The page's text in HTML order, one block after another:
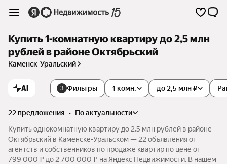
Купить 1-комнатную квартиру до 2,5 млн
рублей в районе Октябрьский
Каменск-Уральский
AI 3 Фильтры 1 комн. до 2,5 млн ₽
22 предложения •
по актуальности
Купить однокомнатную квартиру до 2,5 млн рублей в районе
Октябрьский в Каменске-Уральском — 22 объявления от
агентств и собственников по продаже квартир по цене от
799 000 ₽ до 2 700 000 ₽ на Яндекс Недвижимости. В нашем